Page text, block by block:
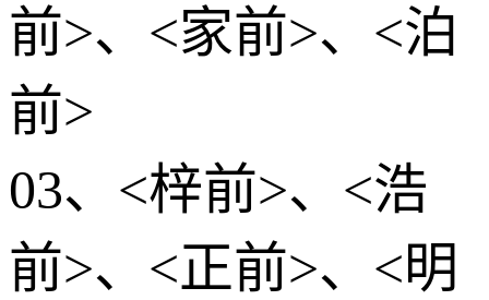
前>、<家前>、<泊
前>
03、<梓前>、<浩
前>、<正前>、<明